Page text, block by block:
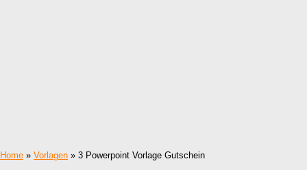
Home » Vorlagen » 3 Powerpoint Vorlage Gutschein